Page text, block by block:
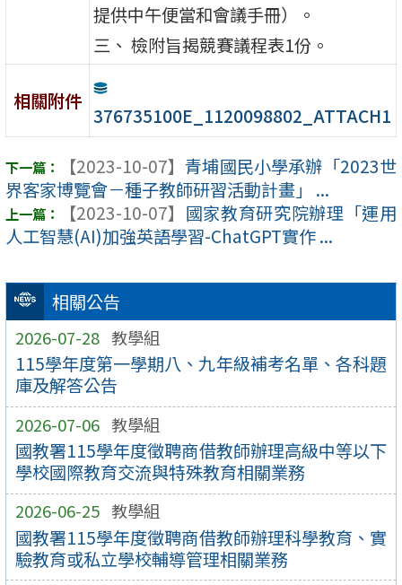
相關公告
2026-07-28 教學組
115學年度第一學期八、九年級補考名單、各科題
庫及解答公告
2026-07-06 教學組
國教署115學年度徵聘商借教師辦理高級中等以下
學校國際教育交流與特殊教育相關業務
2026-06-25 教學組
國教署115學年度徵聘商借教師辦理科學教育、實
驗教育或私立學校輔導管理相關業務
提供中午便當和會議手冊）。
三、 檢附旨揭競賽議程表1份。
相關附件
376735100E_1120098802_ATTACH1
【2023-10-07】 青埔國民小學承辦「2023世
界客家博覽會－種子教師研習活動計畫」 ...
【2023-10-07】 國家教育研究院辦理「運用
人工智慧(AI)加強英語學習-ChatGPT實作 ...